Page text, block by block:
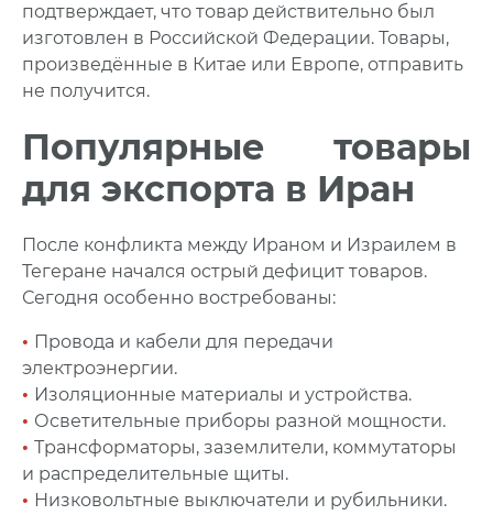
подтверждает, что товар действительно был
изготовлен в Российской Федерации. Товары,
произведённые в Китае или Европе, отправить
не получится.
Популярные товары
для экспорта в Иран
После конфликта между Ираном и Израилем в
Тегеране начался острый дефицит товаров.
Сегодня особенно востребованы:
• Провода и кабели для передачи
электроэнергии.
• Изоляционные материалы и устройства.
• Осветительные приборы разной мощности.
• Трансформаторы, заземлители, коммутаторы
и распределительные щиты.
• Низковольтные выключатели и рубильники.